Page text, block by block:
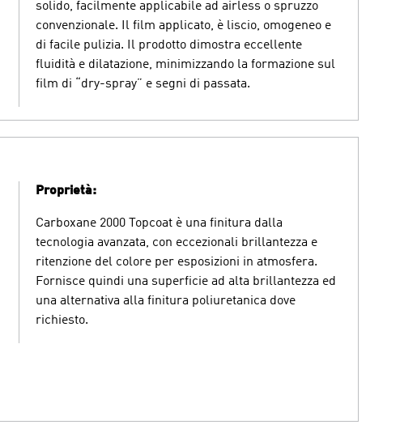
solido, facilmente applicabile ad airless o spruzzo
convenzionale. Il film applicato, è liscio, omogeneo e
di facile pulizia. Il prodotto dimostra eccellente
fluidità e dilatazione, minimizzando la formazione sul
film di “dry-spray” e segni di passata.
Proprietà:
Carboxane 2000 Topcoat è una finitura dalla
tecnologia avanzata, con eccezionali brillantezza e
ritenzione del colore per esposizioni in atmosfera.
Fornisce quindi una superficie ad alta brillantezza ed
una alternativa alla finitura poliuretanica dove
richiesto.